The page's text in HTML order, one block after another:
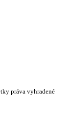
práva vyhradené